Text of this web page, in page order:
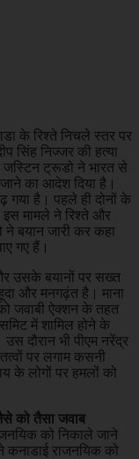
के रिश्ते निचले स्तर पर
सिंह निज्जर की हत्या
जस्टिन ट्रूडो ने भारत से
का आदेश दिया है।
गया है। पहले ही दोनों के
मामले ने रिश्ते और
बयान जारी कर कहा
गए हैं।
उसके बयानों पर सख्त
और मनगढ़ंत है। माना
जवाबी ऐक्शन के तहत
में शामिल होने के
दौरान भी पीएम नरेंद्र
पर लगाम कसनी
के लोगों पर हमलों को
को तैसा जवाब
को निकाले जाने
कनाडाई राजनयिक को